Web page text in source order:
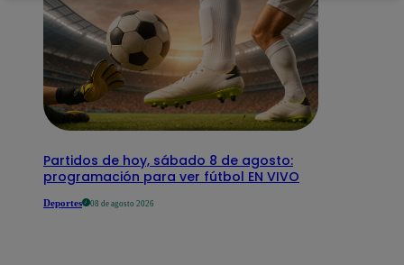
Partidos de hoy, sábado 8 de agosto:
programación para ver fútbol EN VIVO
Deportes 08 de agosto 2026